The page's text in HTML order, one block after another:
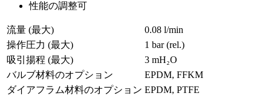
性能の調整可
流量 (最大)
0.08 l/min
操作圧力 (最大)
1 bar (rel.)
吸引揚程 (最大)
3 mH₂O
バルブ材料のオプション
EPDM, FFKM
ダイアフラム材料のオプション EPDM, PTFE